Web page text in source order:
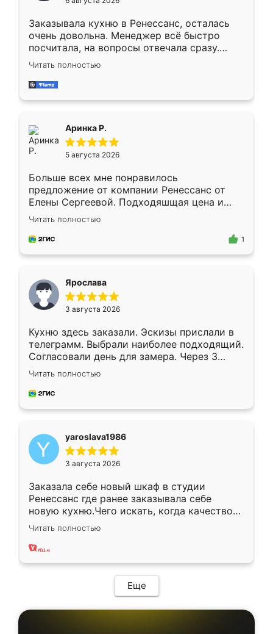
мебели буду заказывать только здесь.
Заказывала кухню в Ренессанс, осталась
очень довольна. Менеджер всё быстро
посчитала, на вопросы отвечала сразу.
Замерщик приехал в субботу, подошёл к
делу со всей ответственностью. Собрали
за день, ребята работали аккуратно, даже
Читать полностью
Аринка Р.
5 августа 2026
Больше всех мне понравилось
предложение от компании Ренессанс от
Елены Сергеевой. Подходяшщая цена и
короткие сроки изготовления. Приехавший
для замера сотрудник Владислав
предложил по моему эскизу самый
Читать полностью
1
Ярослава
3 августа 2026
Кухню здесь заказали. Эскизы прислали в
телеграмм. Выбрали наиболее подходящий.
Согласовали день для замера. Через 3
недели кухня была уже готова. Остались
довольны работой. Спасибо Ренессанс
мебель за качественную работу!
Читать полностью
yaroslava1986
3 августа 2026
Заказала себе новый шкаф в студии
Ренессанс где ранее заказывала себе
новую кухню.Чего искать, когда качеством
вполне довольна. Служит кухня уже почти
два года, нареканий нет.
Читать полностью
Еще